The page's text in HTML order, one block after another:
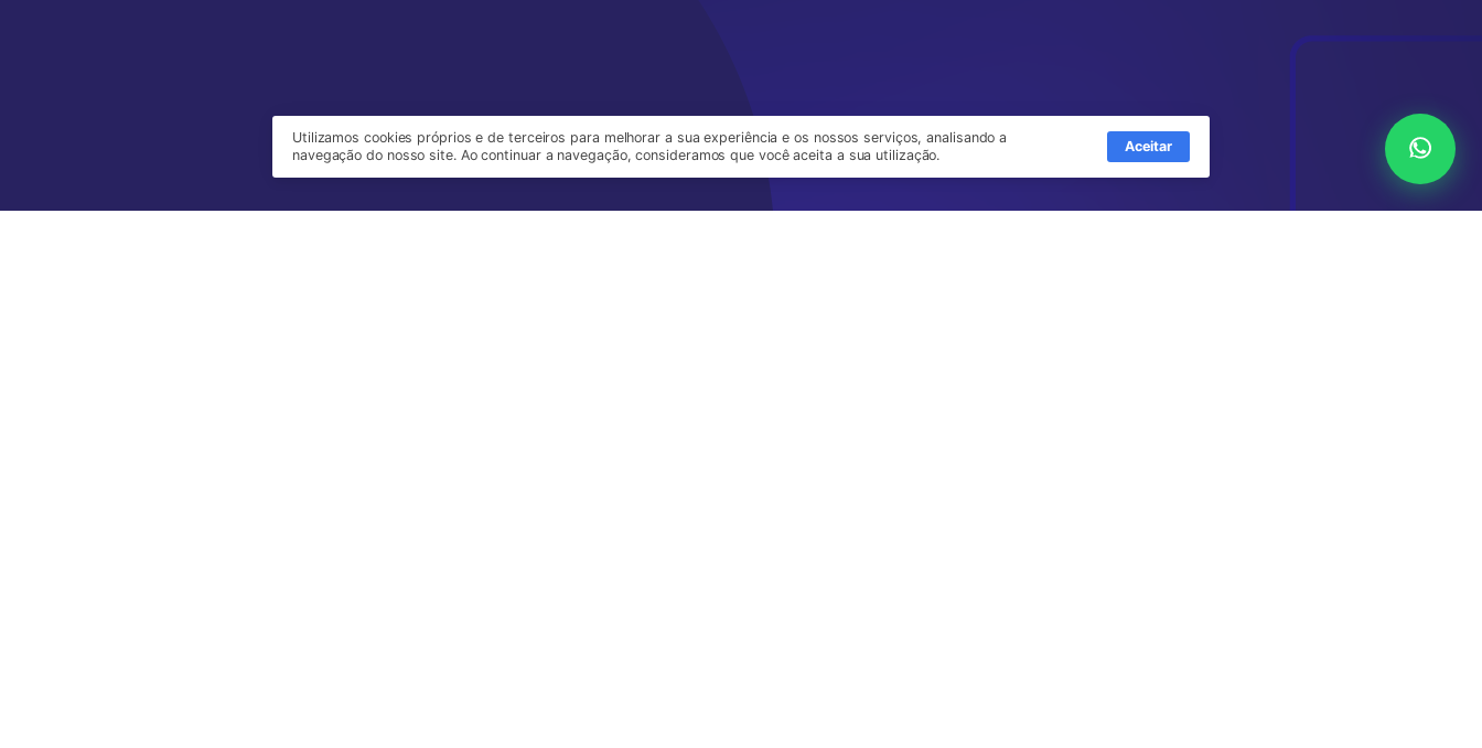
Utilizamos cookies próprios e de terceiros para melhorar a sua experiência e os nossos serviços, analisando a
navegação do nosso site. Ao continuar a navegação, consideramos que você aceita a sua utilização.
Aceitar